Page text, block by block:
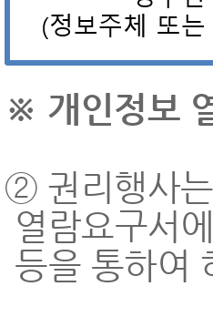
※ 개인정보
② 권리행사
열람요구서
등을 통하여